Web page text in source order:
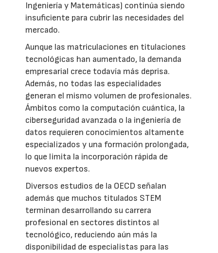
Ingeniería y Matemáticas) continúa siendo
insuficiente para cubrir las necesidades del
mercado.
Aunque las matriculaciones en titulaciones
tecnológicas han aumentado, la demanda
empresarial crece todavía más deprisa.
Además, no todas las especialidades
generan el mismo volumen de profesionales.
Ámbitos como la computación cuántica, la
ciberseguridad avanzada o la ingeniería de
datos requieren conocimientos altamente
especializados y una formación prolongada,
lo que limita la incorporación rápida de
nuevos expertos.
Diversos estudios de la OECD señalan
además que muchos titulados STEM
terminan desarrollando su carrera
profesional en sectores distintos al
tecnológico, reduciendo aún más la
disponibilidad de especialistas para las